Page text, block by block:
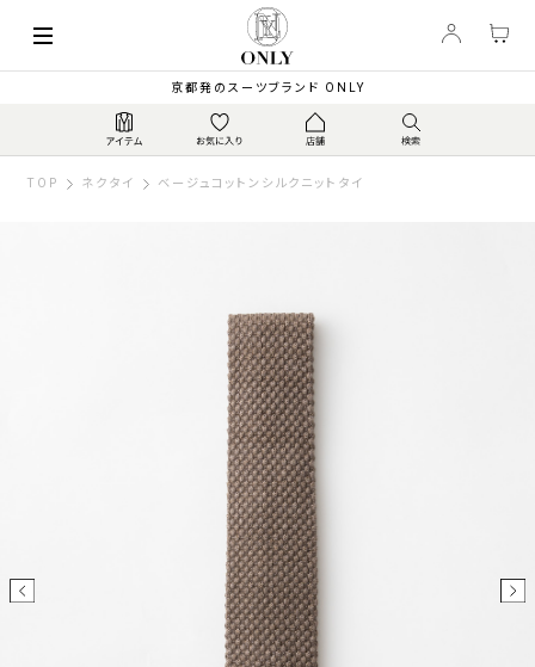
京都発のスーツブランド ONLY
TOP ネクタイ ベージュコットンシルクニットタイ